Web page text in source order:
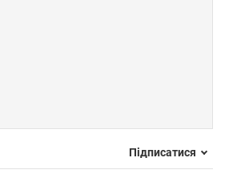
Підписатися